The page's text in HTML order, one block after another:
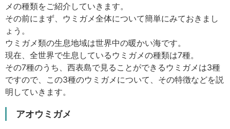
メの種類をご紹介していきます。
その前にまず、ウミガメ全体について簡単にみておきまし
ょう。
ウミガメ類の生息地域は世界中の暖かい海です。
現在、全世界で生息しているウミガメの種類は7種。
その7種のうち、西表島で見ることができるウミガメは3種
ですので、この3種のウミガメについて、その特徴などを説
明していきます。
アオウミガメ